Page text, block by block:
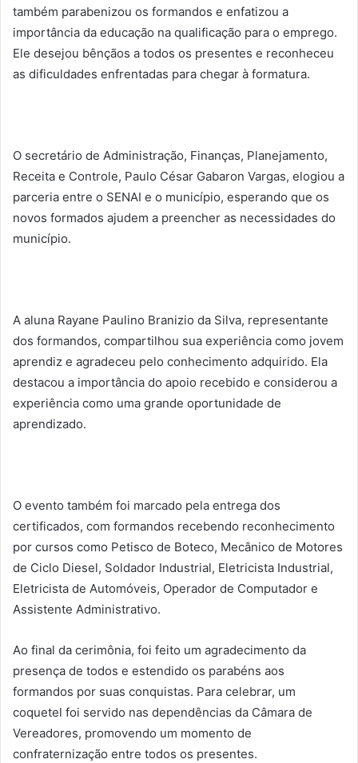
também parabenizou os formandos e enfatizou a
importância da educação na qualificação para o emprego.
Ele desejou bênçãos a todos os presentes e reconheceu
as dificuldades enfrentadas para chegar à formatura.
O secretário de Administração, Finanças, Planejamento,
Receita e Controle, Paulo César Gabaron Vargas, elogiou a
parceria entre o SENAI e o município, esperando que os
novos formados ajudem a preencher as necessidades do
município.
A aluna Rayane Paulino Branizio da Silva, representante
dos formandos, compartilhou sua experiência como jovem
aprendiz e agradeceu pelo conhecimento adquirido. Ela
destacou a importância do apoio recebido e considerou a
experiência como uma grande oportunidade de
aprendizado.
O evento também foi marcado pela entrega dos
certificados, com formandos recebendo reconhecimento
por cursos como Petisco de Boteco, Mecânico de Motores
de Ciclo Diesel, Soldador Industrial, Eletricista Industrial,
Eletricista de Automóveis, Operador de Computador e
Assistente Administrativo.
Ao final da cerimônia, foi feito um agradecimento da
presença de todos e estendido os parabéns aos
formandos por suas conquistas. Para celebrar, um
coquetel foi servido nas dependências da Câmara de
Vereadores, promovendo um momento de
confraternização entre todos os presentes.